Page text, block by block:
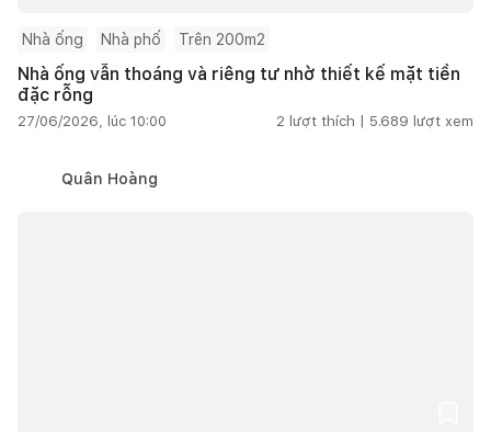
Nhà ống Nhà phố Trên 200m2
Nhà ống vẫn thoáng và riêng tư nhờ thiết kế mặt tiền
đặc rỗng
27/06/2026, lúc 10:00 2 lượt thích | 5.689 lượt xem
Quân Hoàng